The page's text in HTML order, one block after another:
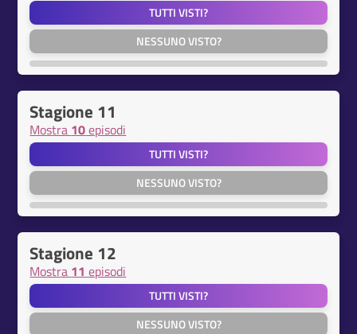
TUTTI VISTI?
NESSUNO VISTO?
Stagione 11
Mostra 10episodi
TUTTI VISTI?
NESSUNO VISTO?
Stagione 12
Mostra 11 episodi
TUTTI VISTI?
NESSUNO VISTO?